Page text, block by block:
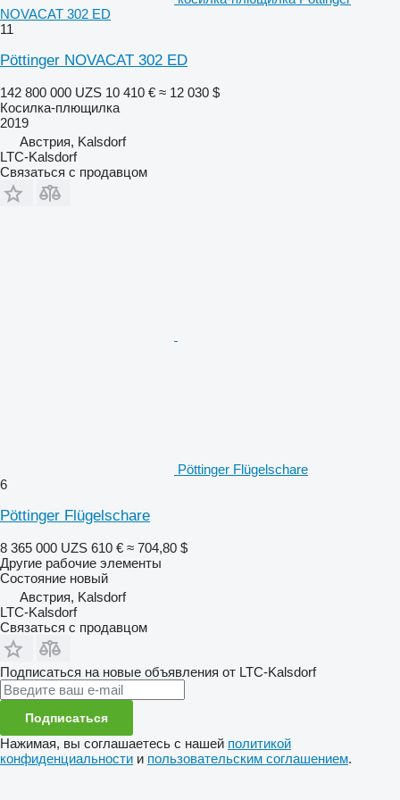
NOVACAT 302 ED
11
Pöttinger NOVACAT 302 ED
142 800 000 UZS 10 410 € ≈ 12 030 $
Косилка-плющилка
2019
Австрия, Kalsdorf
LTC-Kalsdorf
Связаться с продавцом
Pöttinger Flügelschare
6
Pöttinger Flügelschare
8 365 000 UZS 610 € ≈ 704,80 $
Другие рабочие элементы
Состояние новый
Австрия, Kalsdorf
LTC-Kalsdorf
Связаться с продавцом
Подписаться на новые объявления от LTC-Kalsdorf
Подписаться
Нажимая, вы соглашаетесь с нашей политикой
конфиденциальности и пользовательским соглашением.